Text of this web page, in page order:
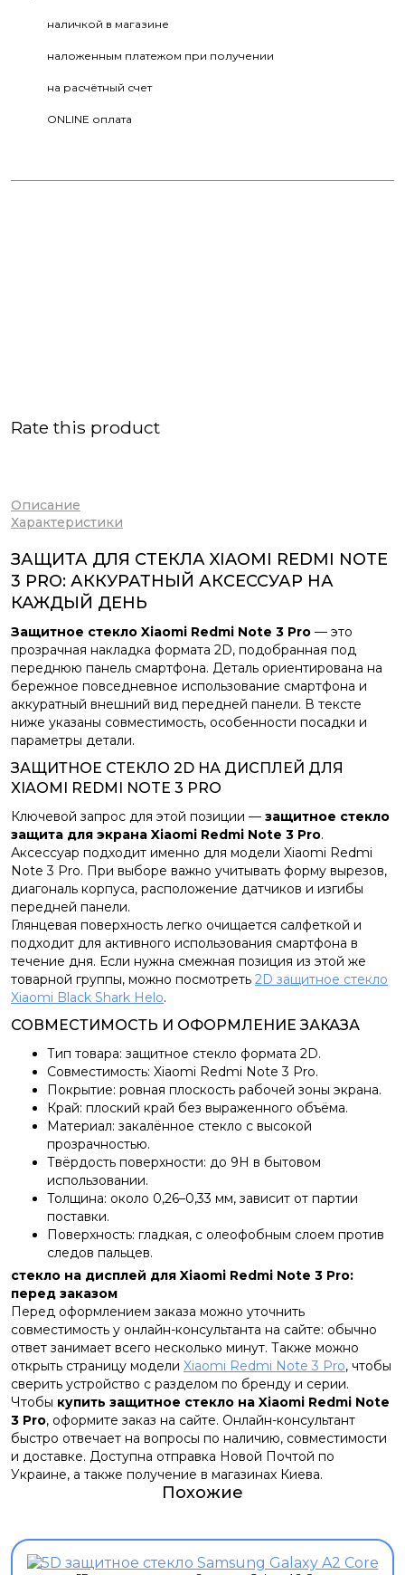
наличкой в магазине
наложенным платежом при получении
на расчётный счет
ONLINE оплата
Rate this product
Описание
Характеристики
ЗАЩИТА ДЛЯ СТЕКЛА XIAOMI REDMI NOTE
3 PRO: АККУРАТНЫЙ АКСЕССУАР НА
КАЖДЫЙ ДЕНЬ
Защитное стекло Xiaomi Redmi Note 3 Pro — это
прозрачная накладка формата 2D, подобранная под
переднюю панель смартфона. Деталь ориентирована на
бережное повседневное использование смартфона и
аккуратный внешний вид передней панели. В тексте
ниже указаны совместимость, особенности посадки и
параметры детали.
ЗАЩИТНОЕ СТЕКЛО 2D НА ДИСПЛЕЙ ДЛЯ
XIAOMI REDMI NOTE 3 PRO
Ключевой запрос для этой позиции — защитное стекло
защита для экрана Xiaomi Redmi Note 3 Pro.
Аксессуар подходит именно для модели Xiaomi Redmi
Note 3 Pro. При выборе важно учитывать форму вырезов,
диагональ корпуса, расположение датчиков и изгибы
передней панели.
Глянцевая поверхность легко очищается салфеткой и
подходит для активного использования смартфона в
течение дня. Если нужна смежная позиция из этой же
товарной группы, можно посмотреть 2D защитное стекло
Xiaomi Black Shark Helo.
СОВМЕСТИМОСТЬ И ОФОРМЛЕНИЕ ЗАКАЗА
Тип товара: защитное стекло формата 2D.
Совместимость: Xiaomi Redmi Note 3 Pro.
Покрытие: ровная плоскость рабочей зоны экрана.
Край: плоский край без выраженного объёма.
Материал: закалённое стекло с высокой
прозрачностью.
Твёрдость поверхности: до 9H в бытовом
использовании.
Толщина: около 0,26–0,33 мм, зависит от партии
поставки.
Поверхность: гладкая, с олеофобным слоем против
следов пальцев.
стекло на дисплей для Xiaomi Redmi Note 3 Pro:
перед заказом
Перед оформлением заказа можно уточнить
совместимость у онлайн-консультанта на сайте: обычно
ответ занимает всего несколько минут. Также можно
открыть страницу модели Xiaomi Redmi Note 3 Pro, чтобы
сверить устройство с разделом по бренду и серии.
Чтобы купить защитное стекло на Xiaomi Redmi Note
3 Pro, оформите заказ на сайте. Онлайн-консультант
быстро отвечает на вопросы по наличию, совместимости
и доставке. Доступна отправка Новой Почтой по
Украине, а также получение в магазинах Киева.
Похожие